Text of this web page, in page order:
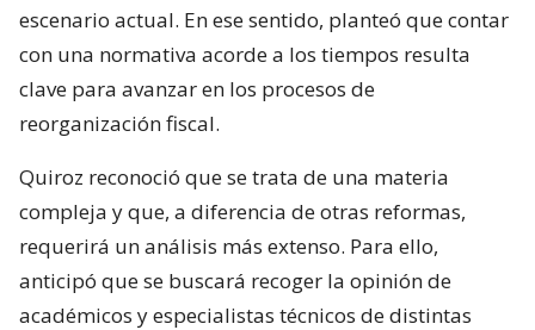
escenario actual. En ese sentido, planteó que contar
con una normativa acorde a los tiempos resulta
clave para avanzar en los procesos de
reorganización fiscal.
Quiroz reconoció que se trata de una materia
compleja y que, a diferencia de otras reformas,
requerirá un análisis más extenso. Para ello,
anticipó que se buscará recoger la opinión de
académicos y especialistas técnicos de distintas